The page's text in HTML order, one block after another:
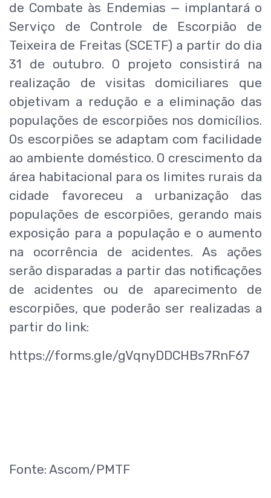
de Combate às Endemias — implantará o
Serviço de Controle de Escorpião de
Teixeira de Freitas (SCETF) a partir do dia
31 de outubro. O projeto consistirá na
realização de visitas domiciliares que
objetivam a redução e a eliminação das
populações de escorpiões nos domicílios.
Os escorpiões se adaptam com facilidade
ao ambiente doméstico. O crescimento da
área habitacional para os limites rurais da
cidade favoreceu a urbanização das
populações de escorpiões, gerando mais
exposição para a população e o aumento
na ocorrência de acidentes. As ações
serão disparadas a partir das notificações
de acidentes ou de aparecimento de
escorpiões, que poderão ser realizadas a
partir do link:
https://forms.gle/gVqnyDDCHBs7RnF67
Fonte: Ascom/PMTF